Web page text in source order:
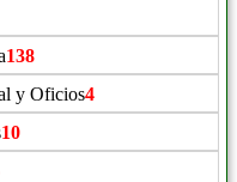
138
y Oficios4
10